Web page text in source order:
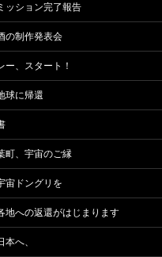
ッション完了報告
の制作発表会
ー、スタート！
球に帰還
町、宇宙のご縁
宙ドングリを
地への返還がはじまります
へ、